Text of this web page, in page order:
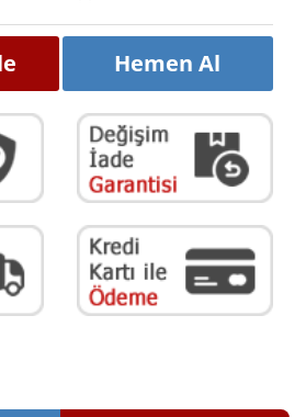
Hemen Al